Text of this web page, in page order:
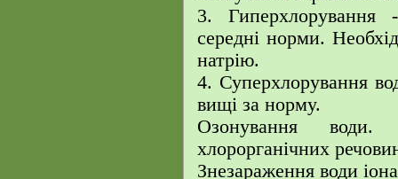
3. Гиперхлорування
середні норми.
натрію.
4. Суперхлорування
вищі за норму.
Озонування води.
хлорорганічних
Знезараження води